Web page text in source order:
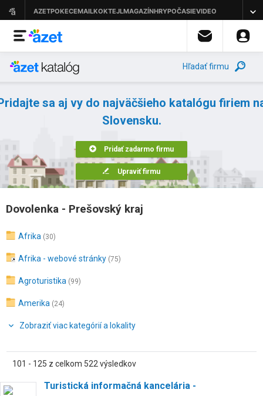
Hľadať firmu
sa aj vy do najväčšieho katalógu firiem
Slovensku.
Pridať zadarmo firmu
Upraviť firmu
Dovolenka - Prešovský kraj
Afrika (30)
Afrika - webové stránky (75)
Agroturistika (99)
Amerika (24)
Zobraziť viac kategórií a lokality
101 - 125 z celkom 522 výsledkov
Turistická informačná kancelária -